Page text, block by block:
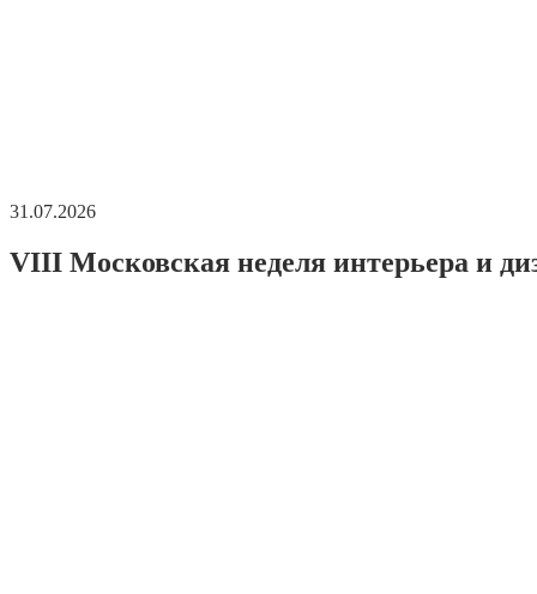
31.07.2026
VIII Московская неделя интерьера и